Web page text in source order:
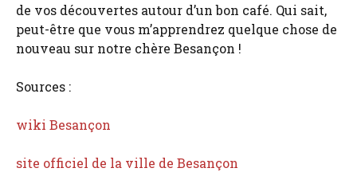
de vos découvertes autour d’un bon café. Qui sait,
peut-être que vous m’apprendrez quelque chose de
nouveau sur notre chère Besançon !
Sources :
wiki Besançon
site officiel de la ville de Besançon